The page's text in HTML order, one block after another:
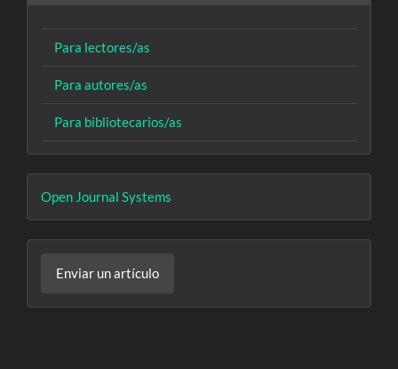
Para lectores/as
Para autores/as
Para bibliotecarios/as
Desarrollado
por
Open Journal Systems
un
artículo
Enviar un artículo